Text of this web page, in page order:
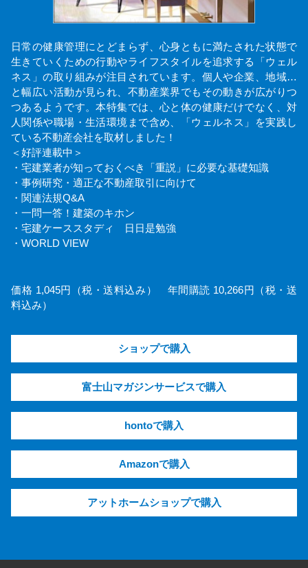
日常の健康管理にとどまらず、心身ともに満たされた状態で
生きていくための行動やライフスタイルを追求する「ウェル
ネス」の取り組みが注目されています。個人や企業、地域…
と幅広い活動が見られ、不動産業界でもその動きが広がりつ
つあるようです。本特集では、心と体の健康だけでなく、対
人関係や職場・生活環境まで含め、「ウェルネス」を実践し
ている不動産会社を取材しました！
＜好評連載中＞
・宅建業者が知っておくべき「重説」に必要な基礎知識
・事例研究・適正な不動産取引に向けて
・関連法規Q&A
・一問一答！建築のキホン
・宅建ケーススタディ 日日是勉強
・WORLD VIEW
価格 1,045円（税・送料込み） 年間購読 10,266円（税・送
料込み）
ショップで購入
富士山マガジンサービスで購入
hontoで購入
Amazonで購入
アットホームショップで購入